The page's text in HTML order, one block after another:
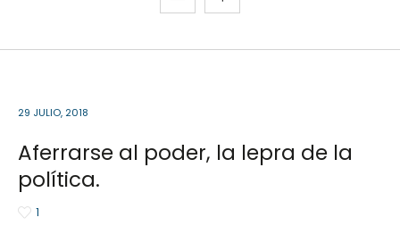
29 JULIO, 2018
Aferrarse al poder, la lepra de la
política.
1